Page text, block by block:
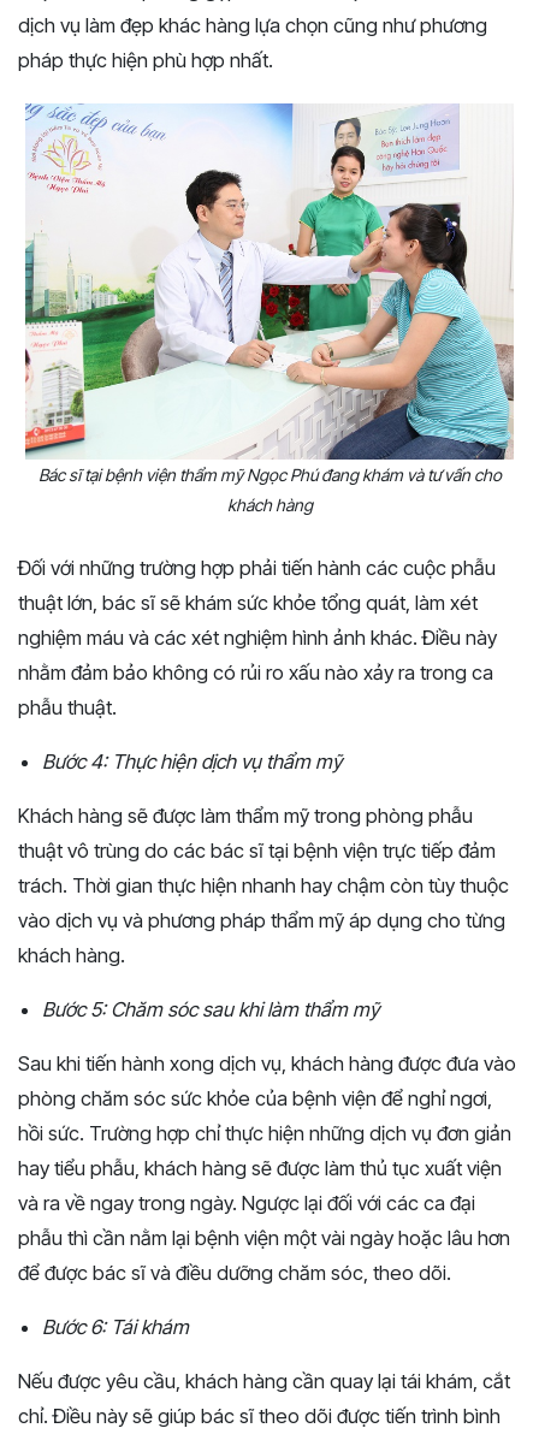
dịch vụ làm đẹp khác hàng lựa chọn cũng như phương
pháp thực hiện phù hợp nhất.
Bác sĩ tại bệnh viện thẩm mỹ Ngọc Phú đang khám và tư vấn cho
khách hàng
Đối với những trường hợp phải tiến hành các cuộc phẫu
thuật lớn, bác sĩ sẽ khám sức khỏe tổng quát, làm xét
nghiệm máu và các xét nghiệm hình ảnh khác. Điều này
nhằm đảm bảo không có rủi ro xấu nào xảy ra trong ca
phẫu thuật.
Bước 4: Thực hiện dịch vụ thẩm mỹ
Khách hàng sẽ được làm thẩm mỹ trong phòng phẫu
thuật vô trùng do các bác sĩ tại bệnh viện trực tiếp đảm
trách. Thời gian thực hiện nhanh hay chậm còn tùy thuộc
vào dịch vụ và phương pháp thẩm mỹ áp dụng cho từng
khách hàng.
Bước 5: Chăm sóc sau khi làm thẩm mỹ
Sau khi tiến hành xong dịch vụ, khách hàng được đưa vào
phòng chăm sóc sức khỏe của bệnh viện để nghỉ ngơi,
hồi sức. Trường hợp chỉ thực hiện những dịch vụ đơn giản
hay tiểu phẫu, khách hàng sẽ được làm thủ tục xuất viện
và ra về ngay trong ngày. Ngược lại đối với các ca đại
phẫu thì cần nằm lại bệnh viện một vài ngày hoặc lâu hơn
để được bác sĩ và điều dưỡng chăm sóc, theo dõi.
Bước 6: Tái khám
Nếu được yêu cầu, khách hàng cần quay lại tái khám, cắt
chỉ. Điều này sẽ giúp bác sĩ theo dõi được tiến trình bình